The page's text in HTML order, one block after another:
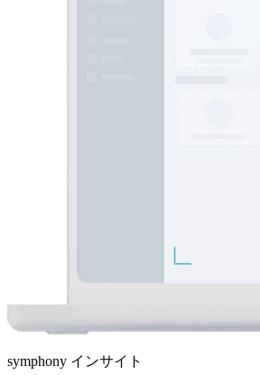
symphony インサイト